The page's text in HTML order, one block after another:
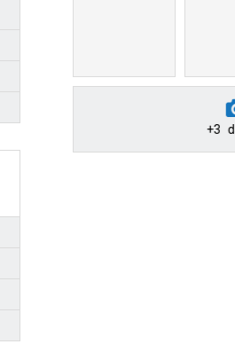
+3